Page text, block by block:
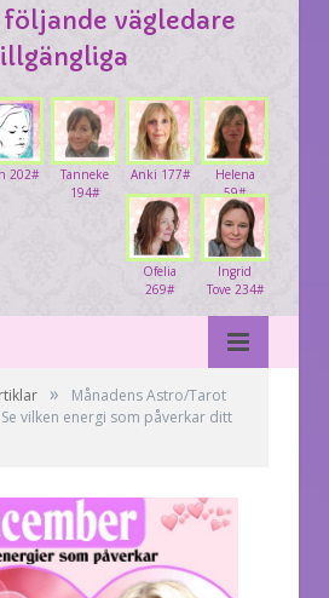
följande vägledare
Helena
59#
Anki 177#
Tanneke
194#
202#
Ingrid
Tove 234#
Ofelia
269#
»
Månadens Astro/Tarot
vilken energi som påverkar ditt